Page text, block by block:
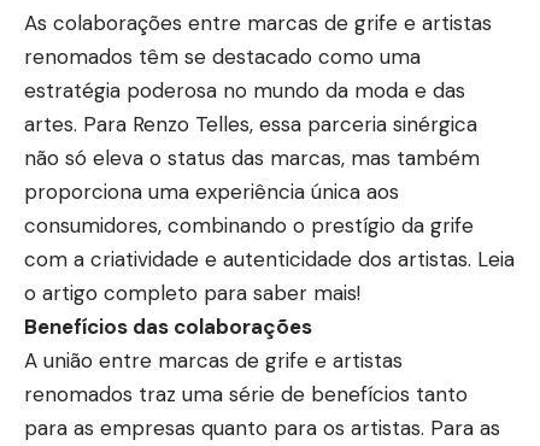
As colaborações entre marcas de grife e artistas
renomados têm se destacado como uma
estratégia poderosa no mundo da moda e das
artes. Para Renzo Telles, essa parceria sinérgica
não só eleva o status das marcas, mas também
proporciona uma experiência única aos
consumidores, combinando o prestígio da grife
com a criatividade e autenticidade dos artistas. Leia
o artigo completo para saber mais!
Benefícios das colaborações
A união entre marcas de grife e artistas
renomados traz uma série de benefícios tanto
para as empresas quanto para os artistas. Para as